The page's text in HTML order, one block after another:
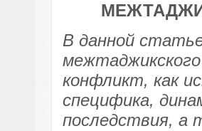
В данной
конфликт, как
специфика,
последствия, а